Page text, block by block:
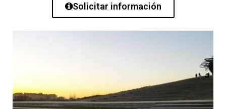
Solicitar información